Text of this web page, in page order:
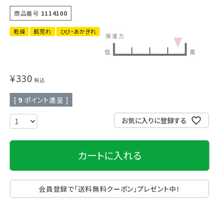
商品番号 1114100
乾燥 肌荒れ ひび・あかぎれ
¥330 税込
[ 9 ポイント進呈 ]
お気に入りに登録する
カートに入れる
会員登録で「送料無料クーポン」プレゼント中！